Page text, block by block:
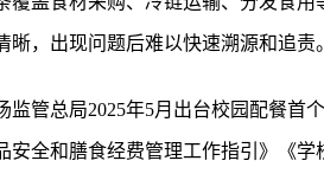
晰，出现问题后难以快速溯源和追责
监管总局2025年5月出台校园配餐首
安全和膳食经费管理工作指引》《